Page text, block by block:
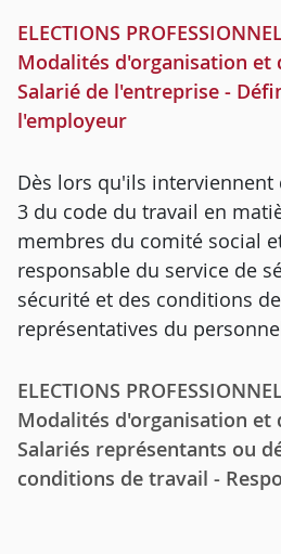
ELECTIONS
Modalités d'organisation et
Salarié de l'entreprise -
l'employeur
Dès lors qu'ils interviennent
3 du code du travail en
membres du comité social
responsable du service de
sécurité et des conditions
représentatives du
ELECTIONS
Modalités d'organisation et
Salariés représentants ou
conditions de travail -